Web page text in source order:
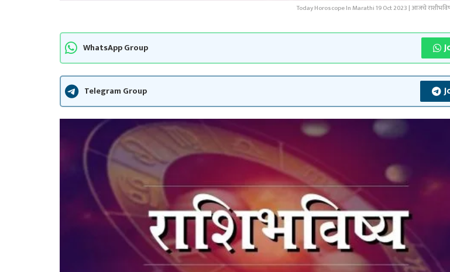
Today Horoscope In Marathi 19 Oct 2023 | आजचे
WhatsApp Group
Telegram Group